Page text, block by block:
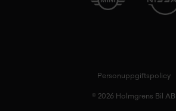
Personuppgiftspolicy
© 2026 Holmgrens Bil AB